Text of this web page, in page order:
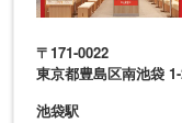
〒171-0022
東京都豊島区南池袋
池袋駅